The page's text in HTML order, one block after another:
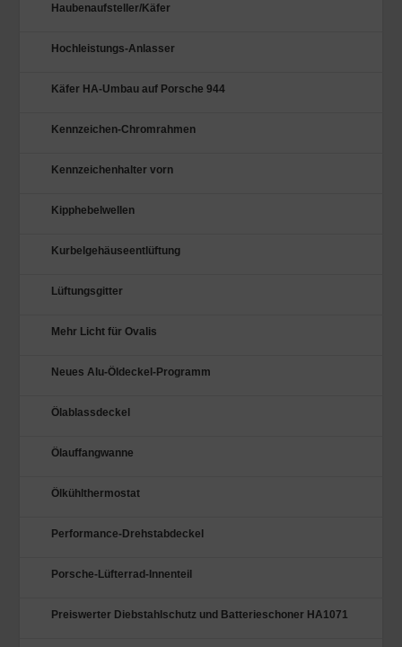
Haubenaufsteller/Käfer
Hochleistungs-Anlasser
Käfer HA-Umbau auf Porsche 944
Kennzeichen-Chromrahmen
Kennzeichenhalter vorn
Kipphebelwellen
Kurbelgehäuseentlüftung
Lüftungsgitter
Mehr Licht für Ovalis
Neues Alu-Öldeckel-Programm
Ölablassdeckel
Ölauffangwanne
Ölkühlthermostat
Performance-Drehstabdeckel
Porsche-Lüfterrad-Innenteil
Preiswerter Diebstahlschutz und Batterieschoner HA1071